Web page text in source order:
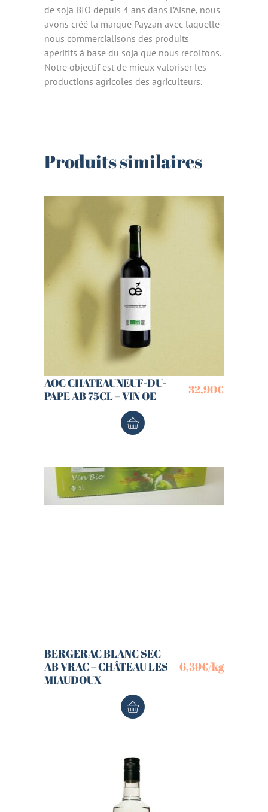
de soja BIO depuis 4 ans dans l’Aisne, nous
avons créé la marque Payzan avec laquelle
nous commercialisons des produits
apéritifs à base du soja que nous récoltons.
Notre objectif est de mieux valoriser les
productions agricoles des agriculteurs.
Produits similaires
AOC CHATEAUNEUF-DU-
PAPE AB 75CL – VIN OE
32,90€
BERGERAC BLANC SEC
AB VRAC – CHÂTEAU LES
MIAUDOUX
6,39€/kg